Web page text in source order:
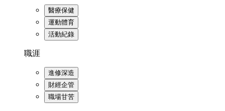
醫療保健
運動體育
活動紀錄
職涯
進修深造
財經企管
職場甘苦